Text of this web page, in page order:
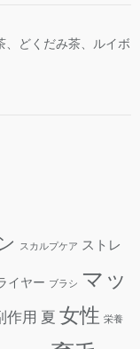
、どくだみ茶、ルイボ
スカルプケア ストレ
イヤー ブラシ マッ
作用 夏 女性 栄養